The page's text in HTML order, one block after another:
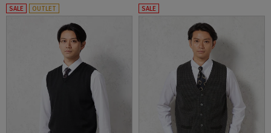
SALE OUTLET SALE